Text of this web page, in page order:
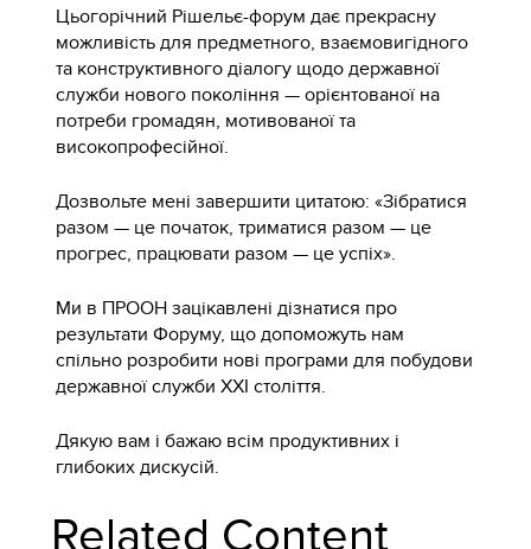
Цьогорічний Рішельє-форум дає прекрасну
можливість для предметного, взаємовигідного
та конструктивного діалогу щодо державної
служби нового покоління — орієнтованої на
потреби громадян, мотивованої та
високопрофесійної.
Дозвольте мені завершити цитатою: «Зібратися
разом — це початок, триматися разом — це
прогрес, працювати разом — це успіх».
Ми в ПРООН зацікавлені дізнатися про
результати Форуму, що допоможуть нам
спільно розробити нові програми для побудови
державної служби ХХI століття.
Дякую вам і бажаю всім продуктивних і
глибоких дискусій.
Related Content